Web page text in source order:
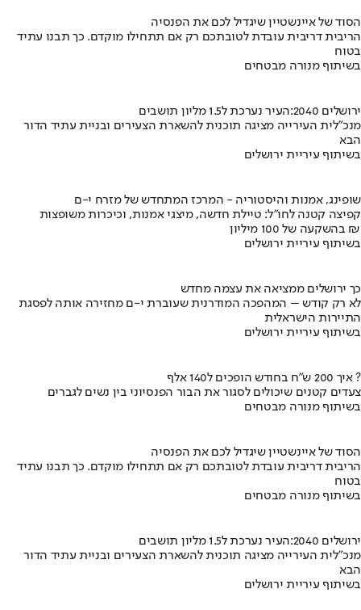
הסוד של איינשטיין שיגדיל לכם את הפנסיה
הריבית דריבית עובדת לטובתכם רק אם תתחילו מוקדם. כך תבנו עתיד
בטוח
בשיתוף מנורה מבטחים
ירושלים 2040:העיר נערכת ל1.5 מליון תושבים
מנכ"לית העירייה מציגה תוכנית להשארת הצעירים ובניית עתיד הדור
הבא
בשיתוף עיריית ירושלים
שופינג, אמנות והיסטוריה - המרכז המתחדש של מזרח י-ם
קפיצה קטנה לחו"ל: טיילת חדשה, מיצגי אמנות, וכיכרות משופצות
בהשקעה של 100 מיליון ₪
בשיתוף עיריית ירושלים
כך ירושלים ממציאה את עצמה מחדש
לא רק קודש – המהפכה המודרנית שעוברת י-ם מחזירה אותה לפסגת
התיירות הישראלית
בשיתוף עיריית ירושלים
איך 200 ש"ח בחודש הופכים ל140 אלף ?
צעדים קטנים שיכולים לסגור את הבור הפנסיוני בין נשים לגברים
בשיתוף מנורה מבטחים
הסוד של איינשטיין שיגדיל לכם את הפנסיה
הריבית דריבית עובדת לטובתכם רק אם תתחילו מוקדם. כך תבנו עתיד
בטוח
בשיתוף מנורה מבטחים
ירושלים 2040:העיר נערכת ל1.5 מליון תושבים
מנכ"לית העירייה מציגה תוכנית להשארת הצעירים ובניית עתיד הדור
הבא
בשיתוף עיריית ירושלים